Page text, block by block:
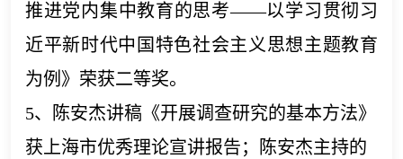
推进党内集中教育的思考——以学习贯彻习
近平新时代中国特色社会主义思想主题教育
为例》荣获二等奖。
5、陈安杰讲稿《开展调查研究的基本方法》
获上海市优秀理论宣讲报告；
陈安杰主持的